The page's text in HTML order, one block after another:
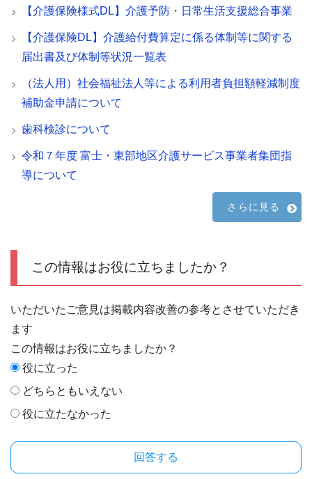
【介護保険様式DL】介護予防・日常生活支援総合事業
【介護保険DL】介護給付費算定に係る体制等に関する
届出書及び体制等状況一覧表
（法人用）社会福祉法人等による利用者負担額軽減制度
補助金申請について
歯科検診について
令和７年度 富士・東部地区介護サービス事業者集団指
導について
さらに見る
この情報はお役に立ちましたか？
いただいたご意見は掲載内容改善の参考とさせていただき
ます
この情報はお役に立ちましたか？
役に立った
どちらともいえない
役に立たなかった